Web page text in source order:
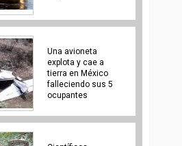
Una avioneta
explota y cae a
tierra en México
falleciendo sus 5
ocupantes